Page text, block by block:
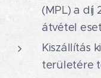
(MPL) a díj
átvétel
Kiszállítás
területére